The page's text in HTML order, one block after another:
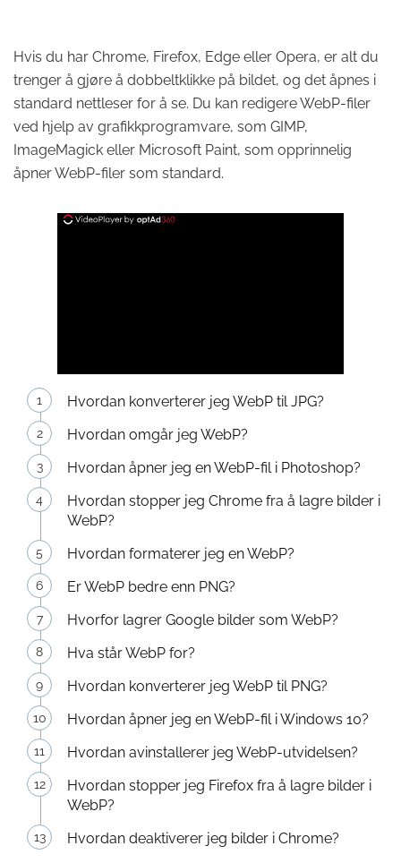
Hvis du har Chrome, Firefox, Edge eller Opera, er alt du
trenger å gjøre å dobbeltklikke på bildet, og det åpnes i
standard nettleser for å se. Du kan redigere WebP-filer
ved hjelp av grafikkprogramvare, som GIMP,
ImageMagick eller Microsoft Paint, som opprinnelig
åpner WebP-filer som standard.
Hvordan konverterer jeg WebP til JPG?
Hvordan omgår jeg WebP?
Hvordan åpner jeg en WebP-fil i Photoshop?
Hvordan stopper jeg Chrome fra å lagre bilder i
WebP?
Hvordan formaterer jeg en WebP?
Er WebP bedre enn PNG?
Hvorfor lagrer Google bilder som WebP?
Hva står WebP for?
Hvordan konverterer jeg WebP til PNG?
Hvordan åpner jeg en WebP-fil i Windows 10?
Hvordan avinstallerer jeg WebP-utvidelsen?
Hvordan stopper jeg Firefox fra å lagre bilder i
WebP?
Hvordan deaktiverer jeg bilder i Chrome?